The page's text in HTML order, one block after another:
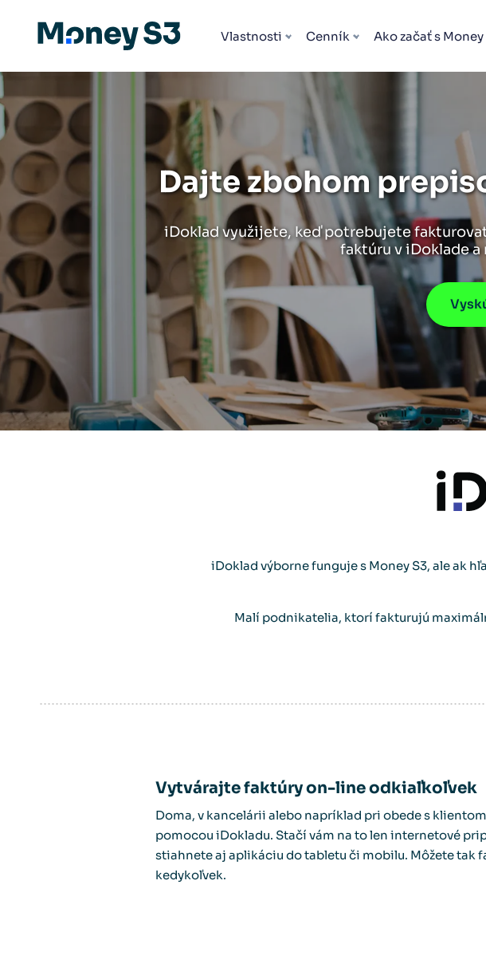
Vlastnosti Cenník Ako začať s Money
Dajte zbohom
iDoklad využijete, keď potrebujete
faktúru v iDoklade
iDoklad výborne funguje s Money S3, ale ak
Malí podnikatelia, ktorí fakturujú
Vytvárajte faktúry on-line odkiaľkoľvek
Doma, v kancelárii alebo napríklad pri obede s
pomocou iDokladu. Stačí vám na to len internetové
stiahnete aj aplikáciu do tabletu či mobilu. Môžete tak
kedykoľvek.